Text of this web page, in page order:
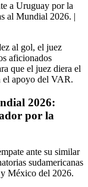
a Uruguay por la
al Mundial 2026. |
al gol, el juez
aficionados
que el juez diera el
el apoyo del VAR.
2026:
por la
ante su similar
sudamericanas
México del 2026.